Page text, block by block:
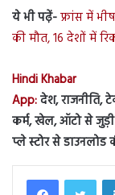
ये भी पढ़ें-फ्रांस में
की मौत, 16 देशों में
Hindi Khabar
App:देश, राजनीति,
कर्म, खेल, ऑटो से
प्ले स्टोर से डाउनलोड